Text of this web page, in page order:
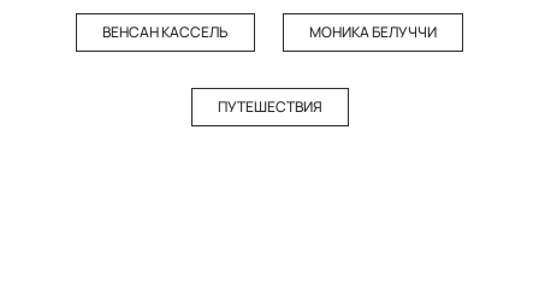
ВЕНСАН КАССЕЛЬ МОНИКА БЕЛУЧЧИ
ПУТЕШЕСТВИЯ